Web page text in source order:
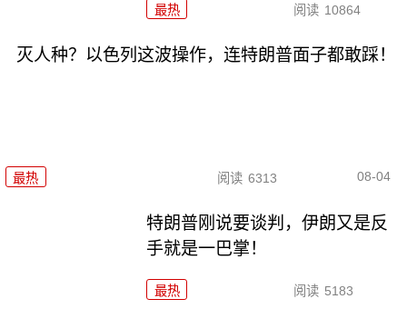
最热 阅读 10864
灭人种？以色列这波操作，连特朗普面子都敢踩！
最热 阅读 6313 08-04
特朗普刚说要谈判，伊朗又是反
手就是一巴掌！
最热 阅读 5183